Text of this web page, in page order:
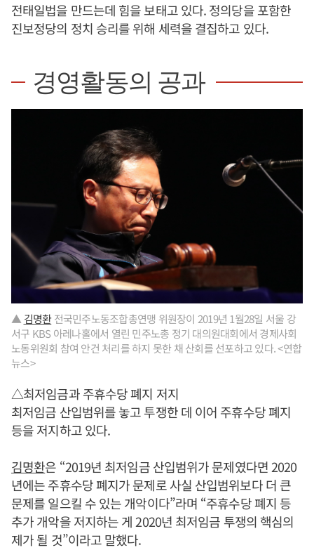
전태일법을 만드는데 힘을 보태고 있다. 정의당을 포함한
진보정당의 정치 승리를 위해 세력을 결집하고 있다.
경영활동의 공과
▲김명환전국민주노동조합총연맹 위원장이 2019년 1월28일 서울 강
서구 KBS 아레나홀에서 열린 민주노총 정기 대의원대회에서 경제사회
노동위원회 참여 안건 처리를 하지 못한 채 산회를 선포하고 있다. <연합
뉴스>
△최저임금과 주휴수당 폐지 저지
최저임금 산입범위를 놓고 투쟁한 데 이어 주휴수당 폐지
등을 저지하고 있다.
김명환은 “2019년 최저임금 산입범위가 문제였다면 2020
년에는 주휴수당 폐지가 문제로 사실 산입범위보다 더 큰
문제를 일으킬 수 있는 개악이다”라며 “주휴수당 폐지 등
추가 개악을 저지하는 게 2020년 최저임금 투쟁의 핵심의
제가 될 것”이라고 말했다.